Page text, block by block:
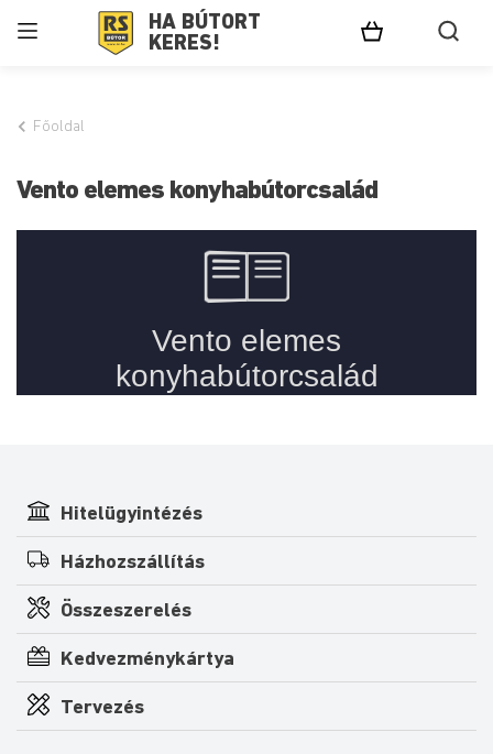
HA BÚTORT
KERES!
Főoldal
Vento elemes konyhabútorcsalád
Hitelügyintézés
Házhozszállítás
Összeszerelés
Kedvezménykártya
Tervezés